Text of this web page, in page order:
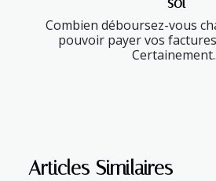
Combien déboursez-vous
pouvoir payer vos factures
Articles Similaires